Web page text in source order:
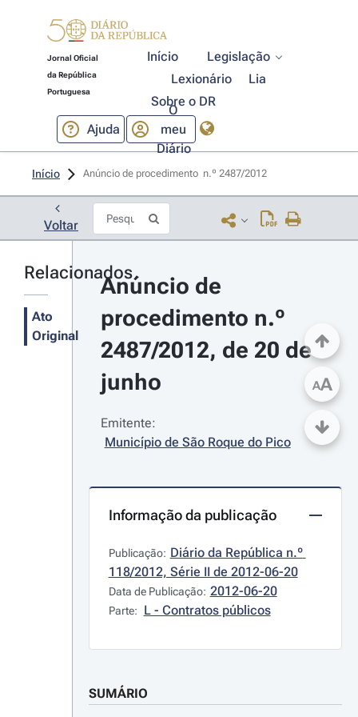
Jornal Oficial
da República
Portuguesa
Início
Legislação
Lexionário
Lia
Sobre o DR
Ajuda
O
meu
Diário
Início Anúncio de procedimento  n.º 2487/2012
Voltar
Relacionados
Ato
Original
Anúncio de
procedimento n.º
2487/2012, de 20 de
junho
Emitente:
Município de São Roque do Pico
Informação da publicação
Publicação: Diário da República n.º
118/2012, Série II de 2012-06-20
Data de Publicação: 2012-06-20
Parte: L - Contratos públicos
SUMÁRIO
AA